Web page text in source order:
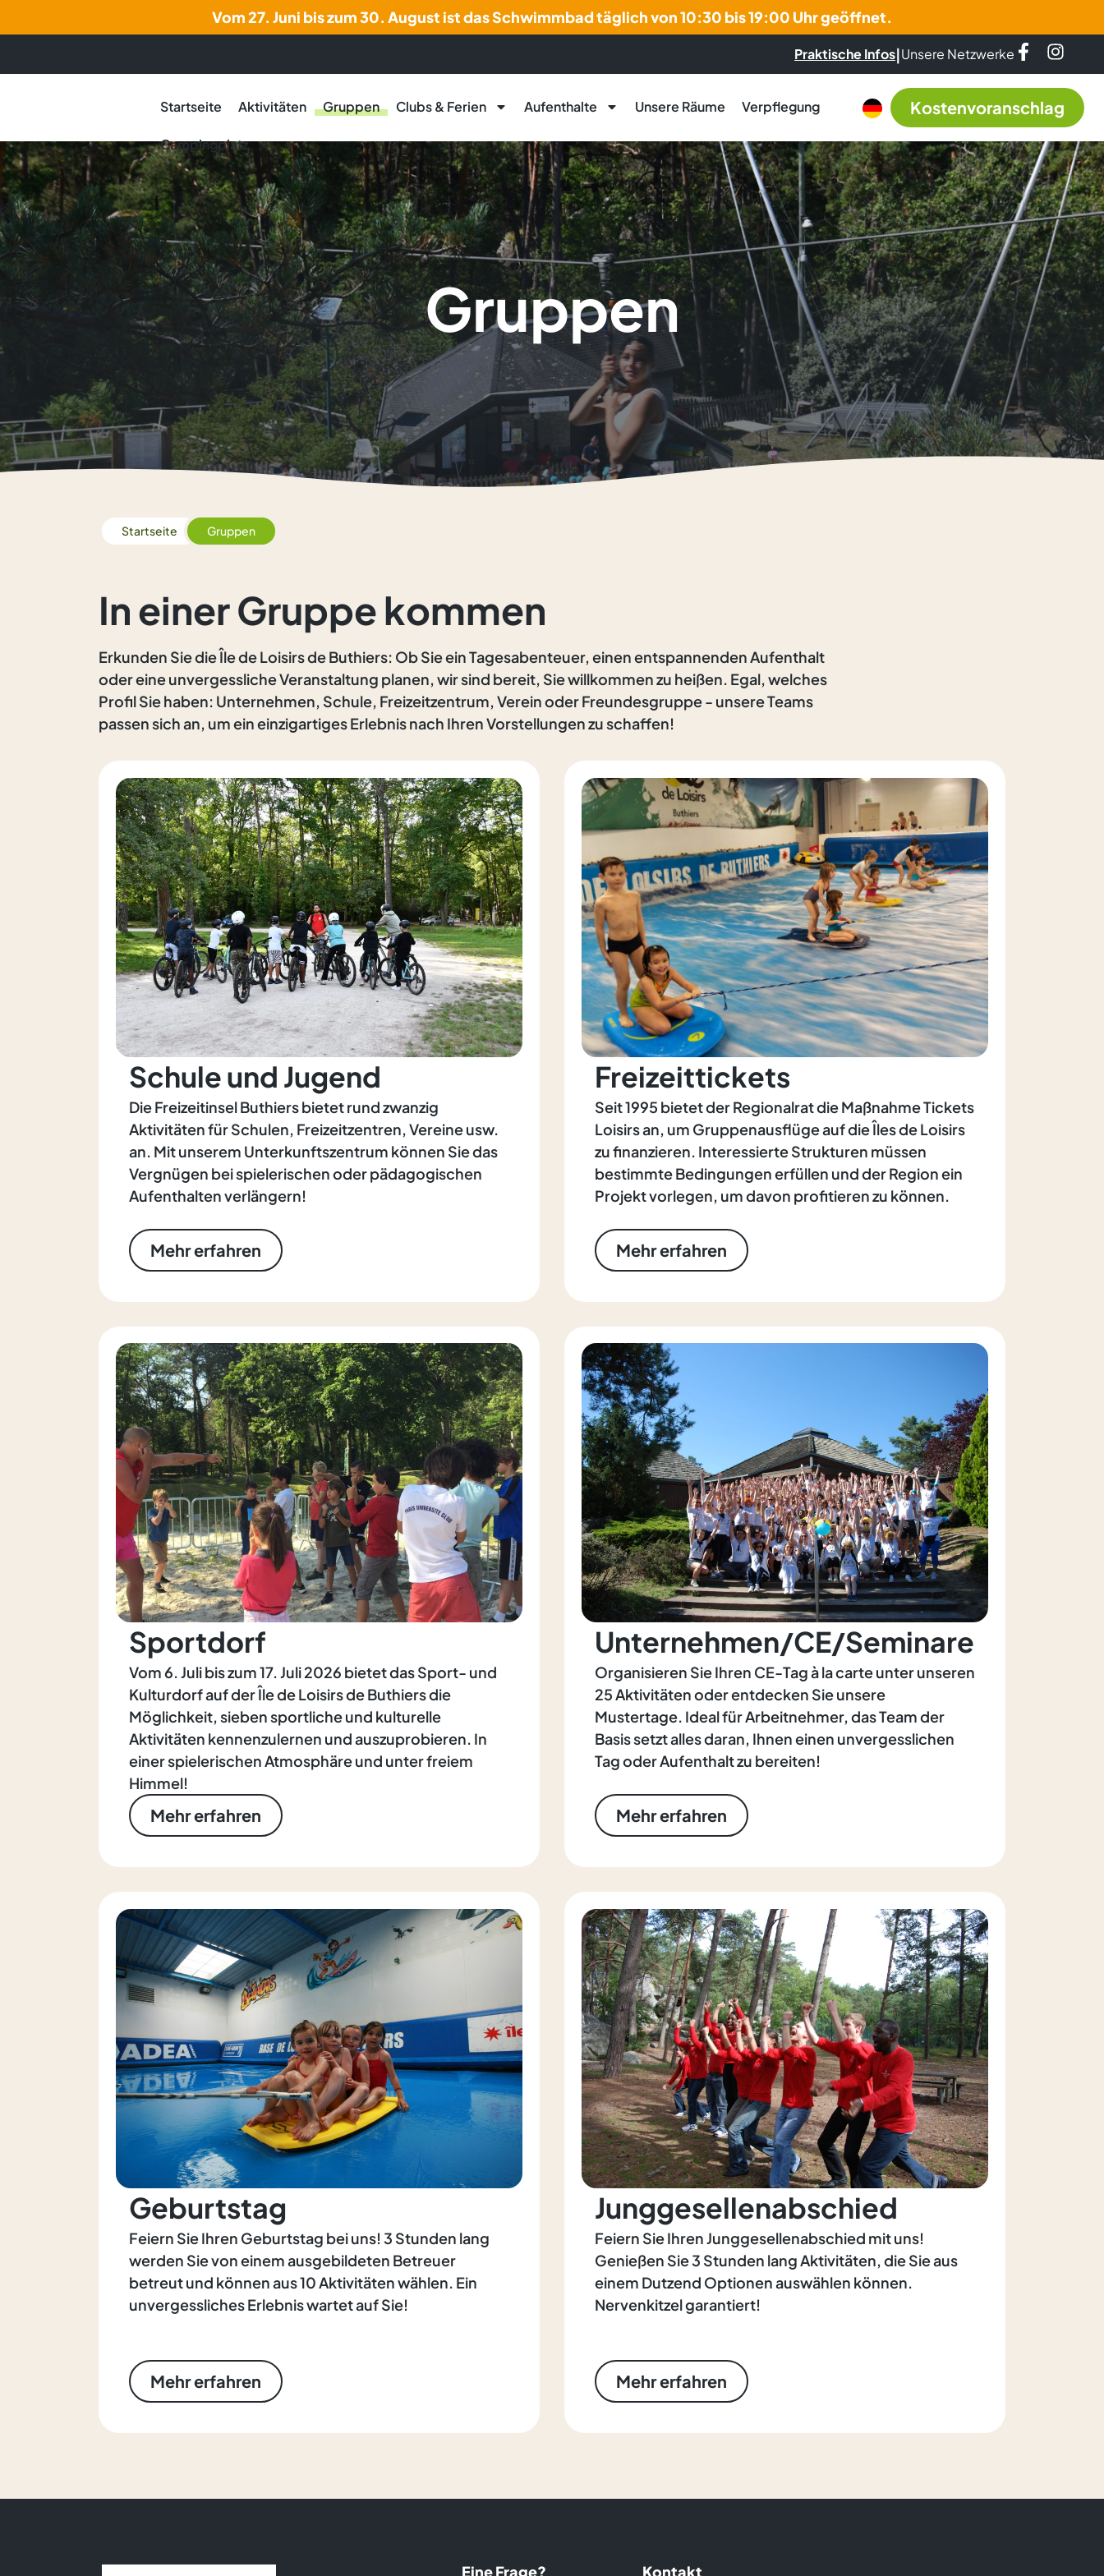
Vom 27. Juni bis zum 30. August ist das Schwimmbad täglich von 10:30 bis 19:00 Uhr geöffnet.
Praktische Infos|Unsere Netzwerke
Startseite Aktivitäten Gruppen Clubs & Ferien Aufenthalte Unsere Räume Verpflegung
Campingplatz
Kostenvoranschlag
Gruppen
Startseite Gruppen
In einer Gruppe kommen
Erkunden Sie die Île de Loisirs de Buthiers: Ob Sie ein Tagesabenteuer, einen entspannenden Aufenthalt
oder eine unvergessliche Veranstaltung planen, wir sind bereit, Sie willkommen zu heißen. Egal, welches
Profil Sie haben: Unternehmen, Schule, Freizeitzentrum, Verein oder Freundesgruppe - unsere Teams
passen sich an, um ein einzigartiges Erlebnis nach Ihren Vorstellungen zu schaffen!
Schule und Jugend
Die Freizeitinsel Buthiers bietet rund zwanzig
Aktivitäten für Schulen, Freizeitzentren, Vereine usw.
an. Mit unserem Unterkunftszentrum können Sie das
Vergnügen bei spielerischen oder pädagogischen
Aufenthalten verlängern!
Mehr erfahren
Freizeittickets
Seit 1995 bietet der Regionalrat die Maßnahme Tickets
Loisirs an, um Gruppenausflüge auf die Îles de Loisirs
zu finanzieren. Interessierte Strukturen müssen
bestimmte Bedingungen erfüllen und der Region ein
Projekt vorlegen, um davon profitieren zu können.
Mehr erfahren
Sportdorf
Vom 6. Juli bis zum 17. Juli 2026 bietet das Sport- und
Kulturdorf auf der Île de Loisirs de Buthiers die
Möglichkeit, sieben sportliche und kulturelle
Aktivitäten kennenzulernen und auszuprobieren. In
einer spielerischen Atmosphäre und unter freiem
Himmel!
Mehr erfahren
Unternehmen/CE/Seminare
Organisieren Sie Ihren CE-Tag à la carte unter unseren
25 Aktivitäten oder entdecken Sie unsere
Mustertage. Ideal für Arbeitnehmer, das Team der
Basis setzt alles daran, Ihnen einen unvergesslichen
Tag oder Aufenthalt zu bereiten!
Mehr erfahren
Geburtstag
Feiern Sie Ihren Geburtstag bei uns! 3 Stunden lang
werden Sie von einem ausgebildeten Betreuer
betreut und können aus 10 Aktivitäten wählen. Ein
unvergessliches Erlebnis wartet auf Sie!
Mehr erfahren
Junggesellenabschied
Feiern Sie Ihren Junggesellenabschied mit uns!
Genießen Sie 3 Stunden lang Aktivitäten, die Sie aus
einem Dutzend Optionen auswählen können.
Nervenkitzel garantiert!
Mehr erfahren
Eine Frage? Kontakt